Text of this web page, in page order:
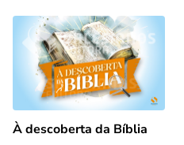
À descoberta da Bíblia